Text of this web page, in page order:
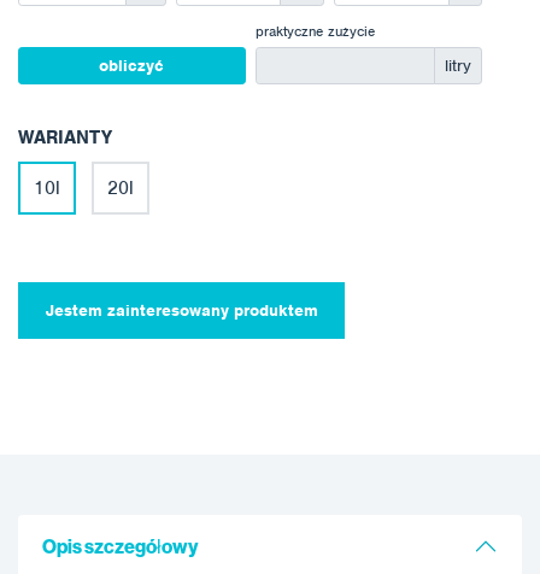
obliczyć
praktyczne zużycie
litry
WARIANTY
10l 20l
Jestem zainteresowany produktem
Opis szczegółowy